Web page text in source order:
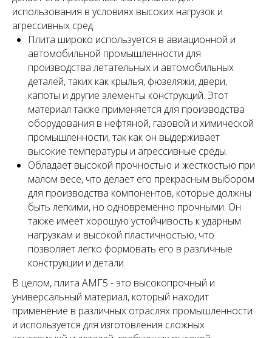
использования в условиях высоких нагрузок и
агрессивных сред.
Плита широко используется в авиационной и
автомобильной промышленности для
производства летательных и автомобильных
деталей, таких как крылья, фюзеляжи, двери,
капоты и другие элементы конструкций. Этот
материал также применяется для производства
оборудования в нефтяной, газовой и химической
промышленности, так как он выдерживает
высокие температуры и агрессивные среды.
Обладает высокой прочностью и жесткостью при
малом весе, что делает его прекрасным выбором
для производства компонентов, которые должны
быть легкими, но одновременно прочными. Он
также имеет хорошую устойчивость к ударным
нагрузкам и высокой пластичностью, что
позволяет легко формовать его в различные
конструкции и детали.
В целом, плита АМГ5 - это высокопрочный и
универсальный материал, который находит
применение в различных отраслях промышленности
и используется для изготовления сложных